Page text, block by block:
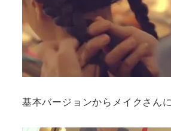
基本バージョンからメイクさん